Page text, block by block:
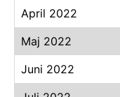
April 2022
Maj 2022
Juni 2022